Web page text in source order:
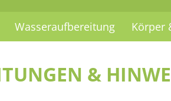
Wasseraufbereitung Körper
&